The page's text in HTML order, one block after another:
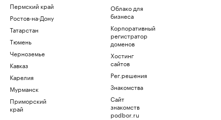
Пермский край
Ростов-на-Дону
Татарстан
Тюмень
Черноземье
Кавказ
Карелия
Мурманск
Приморский
край
Облако для
бизнеса
Корпоративный
регистратор
доменов
Хостинг
сайтов
Рег.решения
Знакомства
Сайт
знакомств
podbor.ru